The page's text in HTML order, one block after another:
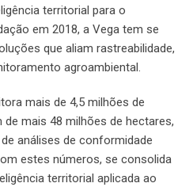
territorial para o
em 2018, a Vega tem se
que aliam rastreabilidade,
agroambiental.
mais de 4,5 milhões de
mais 48 milhões de hectares,
análises de conformidade
estes números, se consolida
territorial aplicada ao